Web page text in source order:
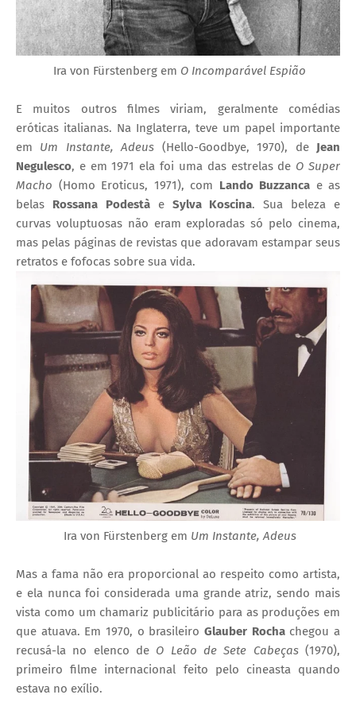
Ira von Fürstenberg em O Incomparável Espião
E muitos outros filmes viriam, geralmente comédias
eróticas italianas. Na Inglaterra, teve um papel importante
em
Um Instante, Adeus (Hello-Goodbye, 1970), de Jean
Negulesco, e em 1971 ela foi uma das estrelas de O Super
Macho (Homo Eroticus, 1971), com Lando Buzzanca e as
belas Rossana Podestàe Sylva Koscina. Sua beleza e
curvas voluptuosas não eram exploradas só pelo cinema,
mas pelas páginas de revistas que adoravam estampar seus
retratos e fofocas sobre sua vida.
Ira von Fürstenberg em Um Instante, Adeus
Mas a fama não era proporcional ao respeito como artista,
e ela nunca foi considerada uma grande atriz, sendo mais
vista como um chamariz publicitário para as produções em
que atuava. Em 1970, o brasileiro Glauber Rochachegou a
recusá-la no elenco de O Leão de Sete Cabeças(1970),
primeiro filme internacional feito pelo cineasta quando
estava no exílio.